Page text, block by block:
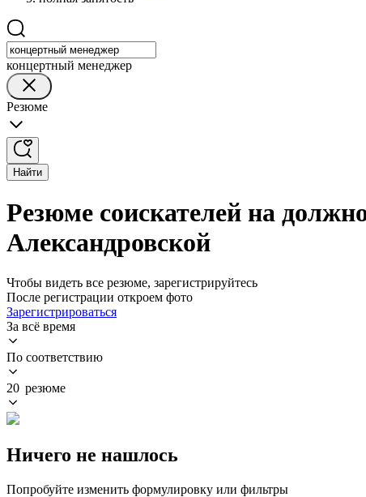
концертный менеджер
Резюме
Найти
Резюме соискателей на
Александровской
Чтобы видеть все резюме, зарегистрируйтесь
После регистрации откроем фото
Зарегистрироваться
За всё время
По соответствию
20 резюме
Ничего не нашлось
Попробуйте изменить формулировку или фильтры